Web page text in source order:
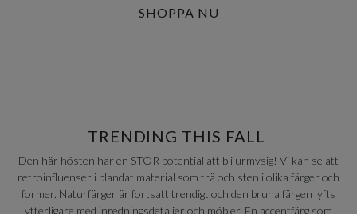
SHOPPA NU
TRENDING THIS FALL
Den här hösten har en STOR potential att bli urmysig! Vi kan se att
retroinfluenser i blandat material som trä och sten i olika färger och
former. Naturfärger är fortsatt trendigt och den bruna färgen lyfts
ytterligare med inredningsdetaljer och möbler. En accentfärg som